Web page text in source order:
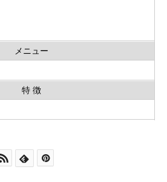
メニュー
特 徴